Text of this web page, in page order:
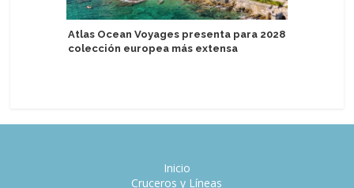
Atlas Ocean Voyages presenta para 2028
colección europea más extensa
Inicio
Cruceros y Líneas